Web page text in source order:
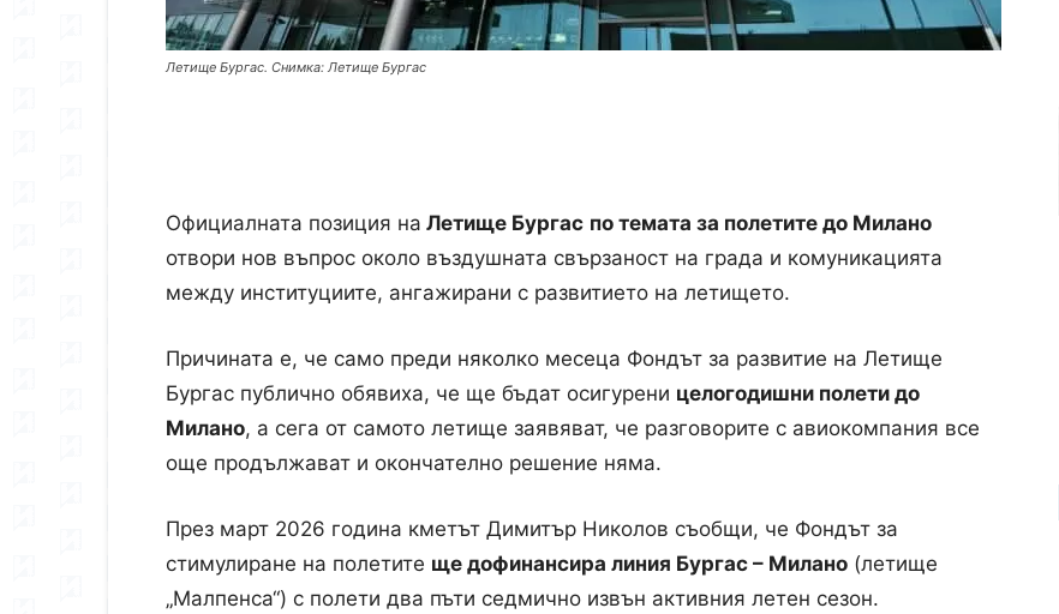
Летище Бургас. Снимка: Летище Бургас
Официалната позиция на Летище Бургас по темата за полетите до Милано
отвори нов въпрос около въздушната свързаност на града и комуникацията
между институциите, ангажирани с развитието на летището.
Причината е, че само преди няколко месеца Фондът за развитие на Летище
Бургас публично обявиха, че ще бъдат осигурени целогодишни полети до
Милано, а сега от самото летище заявяват, че разговорите с авиокомпания все
още продължават и окончателно решение няма.
През март 2026 година кметът Димитър Николов съобщи, че Фондът за
стимулиране на полетите ще дофинансира линия Бургас – Милано (летище
„Малпенса“) с полети два пъти седмично извън активния летен сезон.